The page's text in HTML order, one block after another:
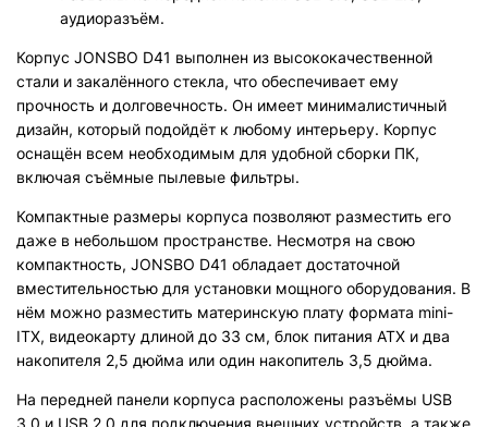
аудиоразъём.
Корпус JONSBO D41 выполнен из высококачественной
стали и закалённого стекла, что обеспечивает ему
прочность и долговечность. Он имеет минималистичный
дизайн, который подойдёт к любому интерьеру. Корпус
оснащён всем необходимым для удобной сборки ПК,
включая съёмные пылевые фильтры.
Компактные размеры корпуса позволяют разместить его
даже в небольшом пространстве. Несмотря на свою
компактность, JONSBO D41 обладает достаточной
вместительностью для установки мощного оборудования. В
нём можно разместить материнскую плату формата mini-
ITX, видеокарту длиной до 33 см, блок питания ATX и два
накопителя 2,5 дюйма или один накопитель 3,5 дюйма.
На передней панели корпуса расположены разъёмы USB
3.0 и USB 2.0 для подключения внешних устройств, а также